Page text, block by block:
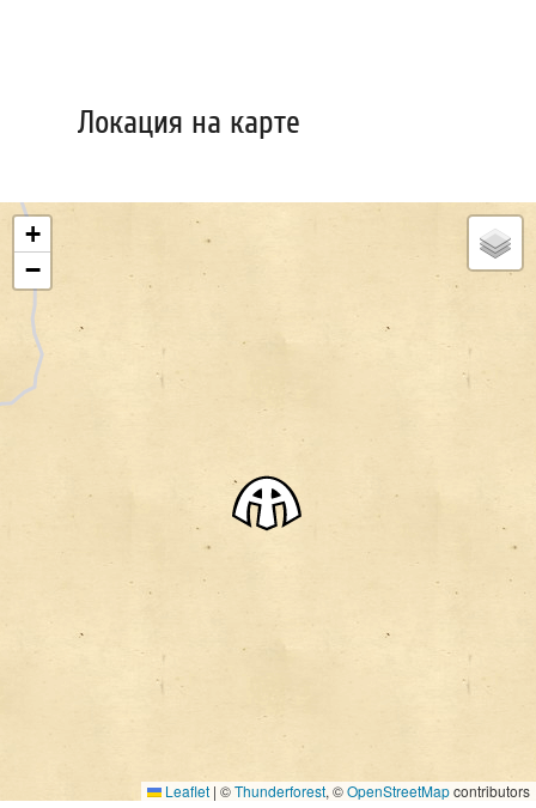
Локация на карте
+
−
Leaflet | ©Thunderforest, ©OpenStreetMapcontributors